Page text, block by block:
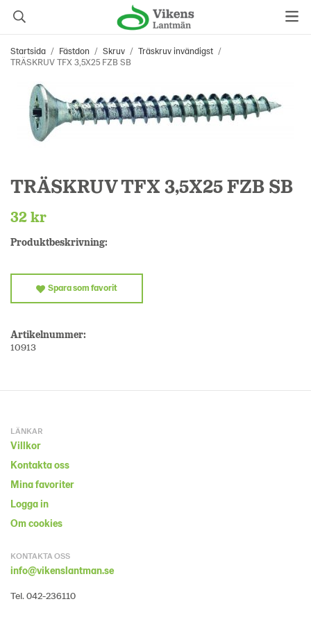
Startsida / Fästdon / Skruv / Träskruv invändigst /
TRÄSKRUV TFX 3,5X25 FZB SB
TRÄSKRUV TFX 3,5X25 FZB SB
32 kr
Produktbeskrivning:
Spara som favorit
Artikelnummer:
10913
LÄNKAR
Villkor
Kontakta oss
Mina favoriter
Logga in
Om cookies
KONTAKTA OSS
info@vikenslantman.se
Tel. 042-236110